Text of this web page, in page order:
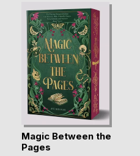
Magic Between the
Pages